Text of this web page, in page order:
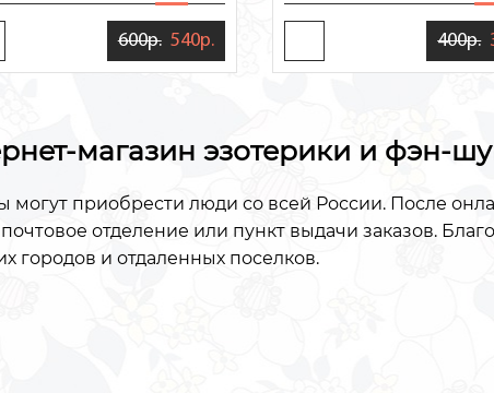
600р. 540р. 400р.
магазин эзотерики и фэн-
могут приобрести люди со всей России. После
отделение или пункт выдачи заказов.
городов и отдаленных поселков.